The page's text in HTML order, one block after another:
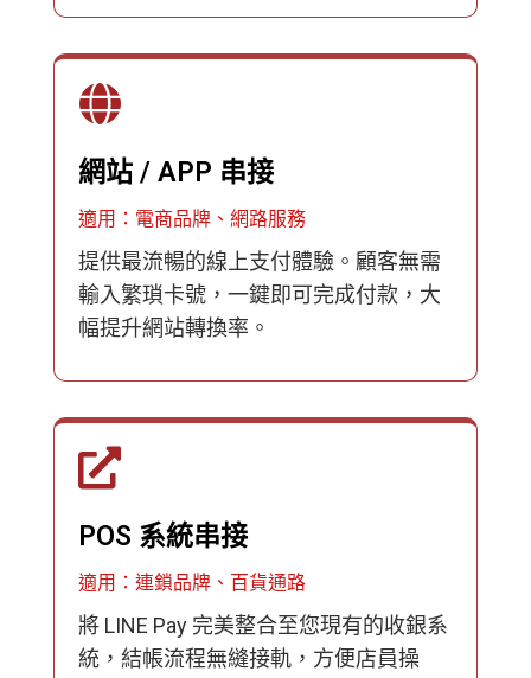
網站 / APP 串接
適用：電商品牌、網路服務
提供最流暢的線上支付體驗。顧客無需
輸入繁瑣卡號，一鍵即可完成付款，大
幅提升網站轉換率。
POS 系統串接
適用：連鎖品牌、百貨通路
將 LINE Pay 完美整合至您現有的收銀系
統，結帳流程無縫接軌，方便店員操